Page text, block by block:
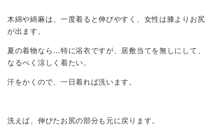
木綿や綿麻は、一度着ると伸びやすく、女性は膝よりお尻
が出ます。
夏の着物なら…特に浴衣ですが、居敷当てを無しにして、
なるべく涼しく着たい。
汗をかくので、一日着れば洗います。
洗えば、伸びたお尻の部分も元に戻ります。